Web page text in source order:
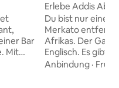
Bar
Erlebe Addis
komfortablen
Du bist nur einen
Merkato
Afrikas. Der
Englisch. Es gibt
Büroraum, wenn
Anbindung ·